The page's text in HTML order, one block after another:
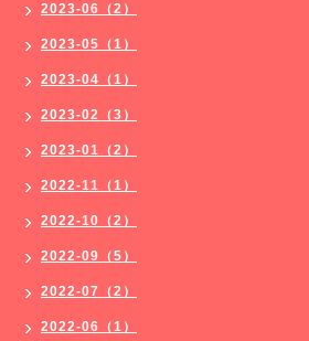
2023-06（2）
2023-05（1）
2023-04（1）
2023-02（3）
2023-01（2）
2022-11（1）
2022-10（2）
2022-09（5）
2022-07（2）
2022-06（1）